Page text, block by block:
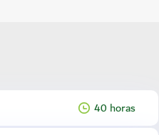
40 horas